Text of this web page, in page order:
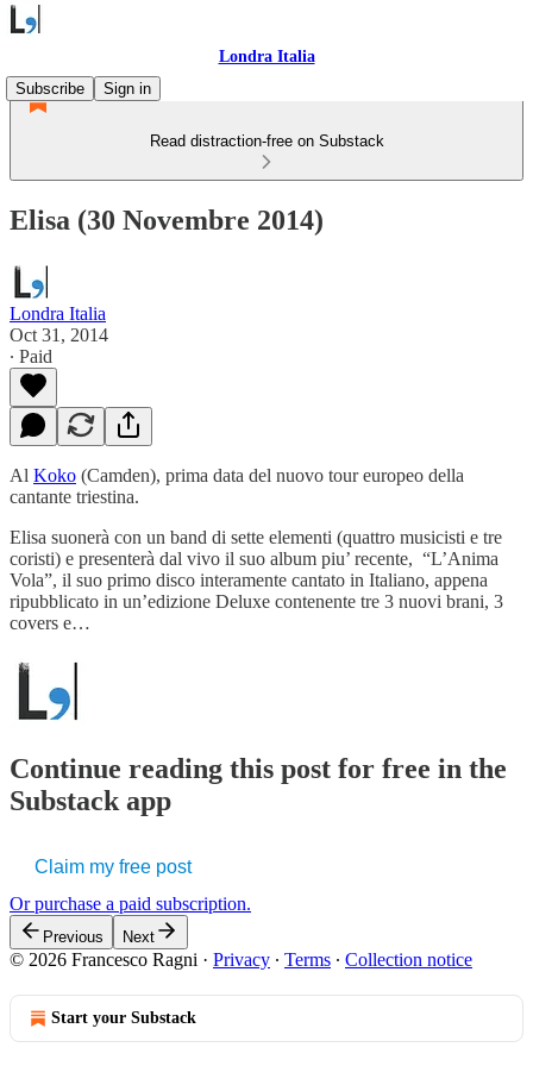
Londra Italia
Subscribe
Sign in
Read distraction-free on Substack
Elisa (30 Novembre 2014)
Londra Italia
Oct 31, 2014
∙ Paid
Al Koko (Camden), prima data del nuovo tour europeo della
cantante triestina.
Elisa suonerà con un band di sette elementi (quattro musicisti e tre
coristi) e presenterà dal vivo il suo album piu’ recente, “L’Anima
Vola”, il suo primo disco interamente cantato in Italiano, appena
ripubblicato in un’edizione Deluxe contenente tre 3 nuovi brani, 3
covers e…
Continue reading this post for free in the
Substack app
Claim my free post
Or purchase a paid subscription.
Previous Next
© 2026 Francesco Ragni · Privacy ∙ Terms ∙ Collection notice
Start your Substack